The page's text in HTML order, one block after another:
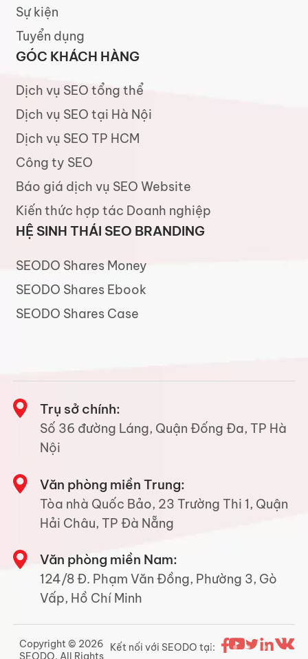
Sự kiện
Tuyển dụng
GÓC KHÁCH HÀNG
Dịch vụ SEO tổng thể
Dịch vụ SEO tại Hà Nội
Dịch vụ SEO TP HCM
Công ty SEO
Báo giá dịch vụ SEO Website
Kiến thức hợp tác Doanh nghiệp
HỆ SINH THÁI SEO BRANDING
SEODO Shares Money
SEODO Shares Ebook
SEODO Shares Case
Trụ sở chính:
Số 36 đường Láng, Quận Đống Đa, TP Hà
Nội
Văn phòng miền Trung:
Tòa nhà Quốc Bảo, 23 Trường Thi 1, Quận
Hải Châu, TP Đà Nẵng
Văn phòng miền Nam:
124/8 Đ. Phạm Văn Đồng, Phường 3, Gò
Vấp, Hồ Chí Minh
Kết nối với SEODO tại:
Copyright © 2026
SEODO. All Rights